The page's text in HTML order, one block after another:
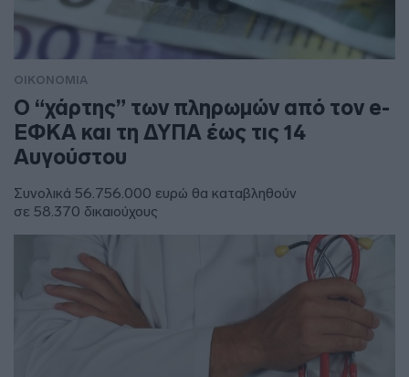
ΟΙΚΟΝΟΜΙΑ
Ο “χάρτης” των πληρωμών από τον e-
ΕΦΚΑ και τη ΔΥΠΑ έως τις 14
Αυγούστου
Συνολικά 56.756.000 ευρώ θα καταβληθούν
σε 58.370 δικαιούχους